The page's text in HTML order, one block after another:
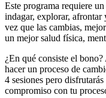
Este programa requiere
indagar, explorar, afrontar
vez que las cambias,
un mejor salud física,
¿En qué consiste el
hacer un proceso de
4 sesiones pero
compromiso con tu